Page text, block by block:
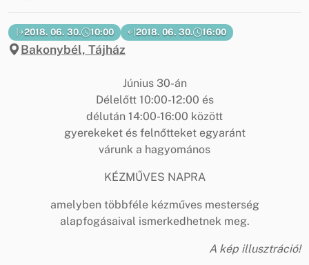
2018. 06. 30. 10:00 2018. 06. 30. 16:00
Bakonybél, Tájház
Június 30-án
Délelőtt 10:00-12:00 és
délután 14:00-16:00 között
gyerekeket és felnőtteket egyaránt
várunk a hagyomános
KÉZMŰVES NAPRA
amelyben többféle kézműves mesterség
alapfogásaival ismerkedhetnek meg.
A kép illusztráció!